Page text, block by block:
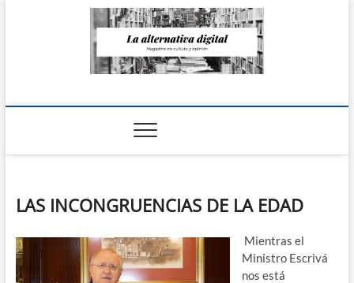
La Alternativa
LAS INCONGRUENCIAS DE LA EDAD
Mientras el
Ministro Escrivá
nos está